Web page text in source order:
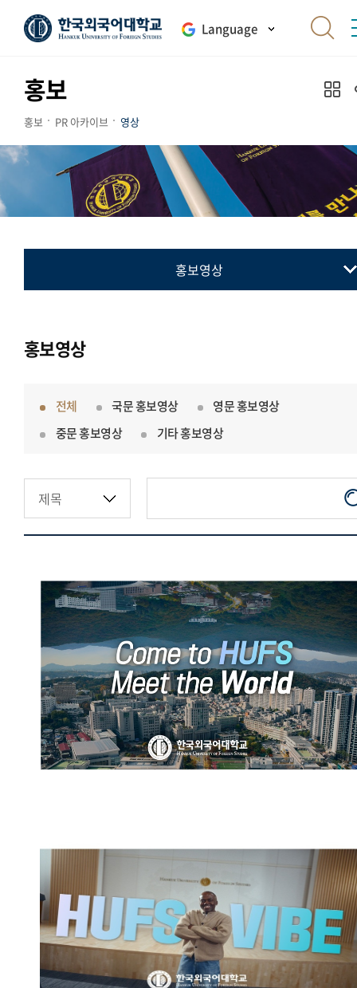
Language
홍보
홍보 PR 아카이브 영상
홍보영상
홍보영상
전체 국문 홍보영상
영문 홍보영상
중문 홍보영상
기타 홍보영상
한국외국어대학교 오피셜영상
(국문)
한국외국어대학교 브랜드영상:
HUFS VIBE